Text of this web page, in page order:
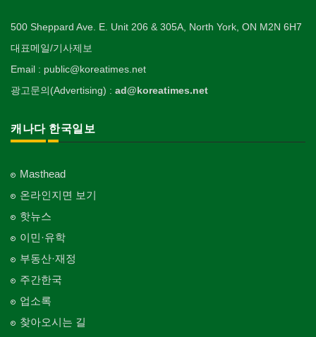
500 Sheppard Ave. E. Unit 206 & 305A, North York, ON M2N 6H7
대표메일/기사제보
Email : public@koreatimes.net
광고문의(Advertising) : ad@koreatimes.net
캐나다 한국일보
Masthead
온라인지면 보기
핫뉴스
이민·유학
부동산·재정
주간한국
업소록
찾아오시는 길